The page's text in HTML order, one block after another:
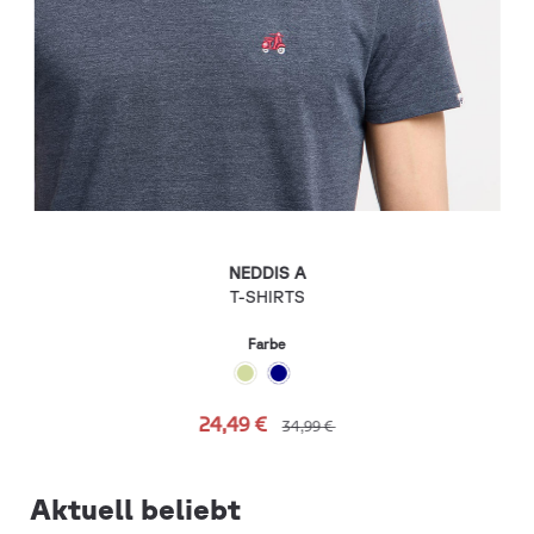
NEDDIS A
T-SHIRTS
Farbe
24,49 € 34,99 €
Aktuell beliebt